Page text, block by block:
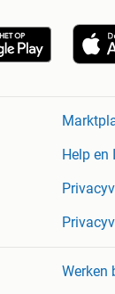
Help en
Werken